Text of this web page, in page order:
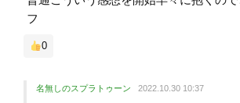
フ
0
名無しのスプラトゥーン 2022.10.30 10:37